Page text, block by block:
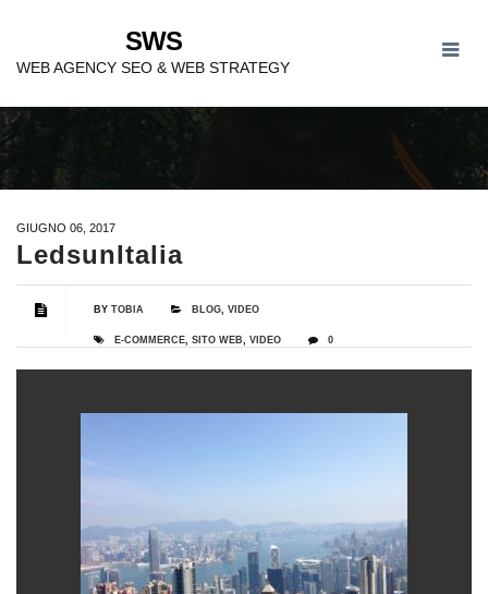
SWS
WEB AGENCY SEO & WEB STRATEGY
LEDSUNITALIA
GIUGNO 06, 2017
LedsunItalia
BY TOBIA BLOG, VIDEO
E-COMMERCE, SITO WEB, VIDEO 0